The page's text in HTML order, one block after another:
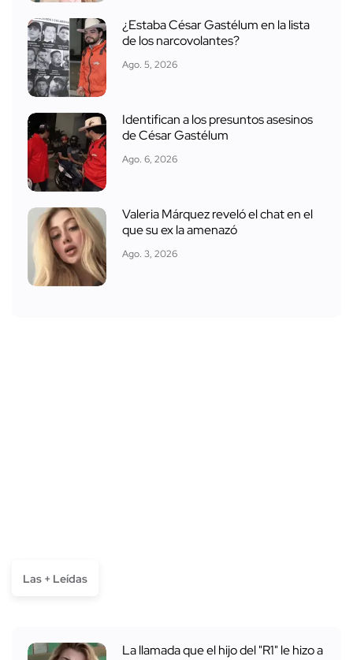
¿Estaba César Gastélum en la lista
de los narcovolantes?
Ago. 5, 2026
Identifican a los presuntos asesinos
de César Gastélum
Ago. 6, 2026
Valeria Márquez reveló el chat en el
que su ex la amenazó
Ago. 3, 2026
Las + Leídas
La llamada que el hijo del "R1" le hizo a